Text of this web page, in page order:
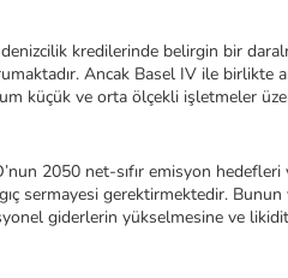
kredilerinde belirgin bir
Ancak Basel IV ile birlikte
küçük ve orta ölçekli işletmeler
2050 net-sıfır emisyon
sermayesi gerektirmektedir. Bunun
giderlerin yükselmesine ve